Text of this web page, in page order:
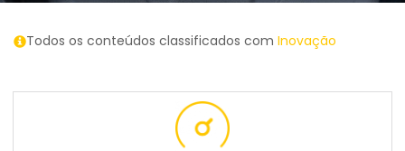
Todos os conteúdos classificados com Inovação